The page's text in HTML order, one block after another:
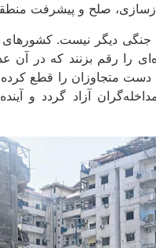
صلح و پیشرفت
جنگی دیگر نیست.
را رقم بزنند که در آن
دست متجاوزان را قطع
آزاد گردد و